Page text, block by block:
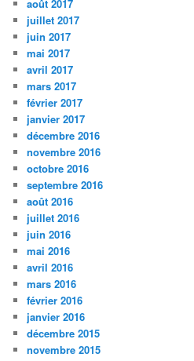
août 2017
juillet 2017
juin 2017
mai 2017
avril 2017
mars 2017
février 2017
janvier 2017
décembre 2016
novembre 2016
octobre 2016
septembre 2016
août 2016
juillet 2016
juin 2016
mai 2016
avril 2016
mars 2016
février 2016
janvier 2016
décembre 2015
novembre 2015